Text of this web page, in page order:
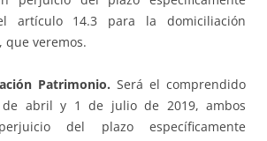
artículo 14.3 para la domiciliación
que veremos.
Patrimonio. Será el comprendido
abril y 1 de julio de 2019, ambos
del plazo específicamente